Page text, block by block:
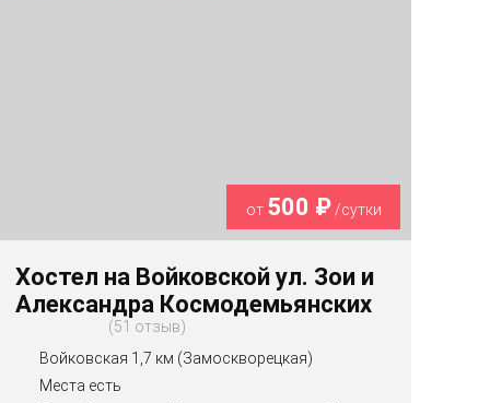
от 500 ₽/сутки
Хостел на Войковской ул. Зои и
Александра Космодемьянских
51 отзыв
Войковская 1,7 км (Замоскворецкая)
Места есть